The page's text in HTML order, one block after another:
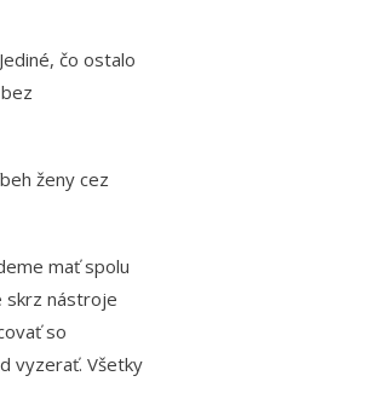
čo ostalo
ženy cez
mať spolu
skrz nástroje
so
vyzerať. Všetky